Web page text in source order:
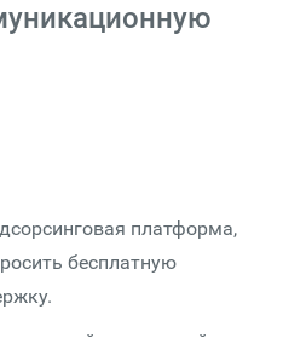
платформа,
бесплатную